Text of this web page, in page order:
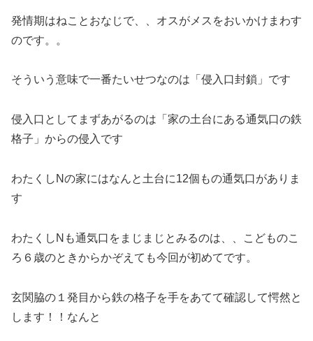
発情期はねことおなじで、、オスがメスをおいかけまわす
のです。。
そういう意味で一番たいせつなのは「侵入口封鎖」です
侵入口としてまずあがるのは「家の土台にある通気口の鉄
格子」からの侵入です
わたくしNの家にはなんと土台に12個もの通気口がありま
す
わたくしNも通気口をまじまじとみるのは、、こどものこ
ろ６歳のときからかぞえても今回が初めてです。
玄関脇の１発目から鉄の格子を手をあてて確認して愕然と
します！！なんと